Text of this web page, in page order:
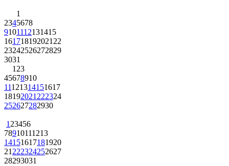
1
2345678
9101112131415
161718192021 22
23242526272829
3031
1 23
45678910
11121314151617
18192021 222324
252627282930
1 23456
78910111213
14151617181920
21 222324252627
28293031